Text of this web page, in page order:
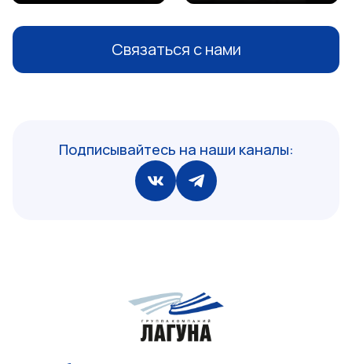
Связаться с нами
Подписывайтесь на наши каналы: